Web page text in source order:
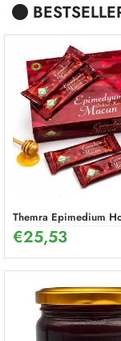
Themra Epimedium
€25,53